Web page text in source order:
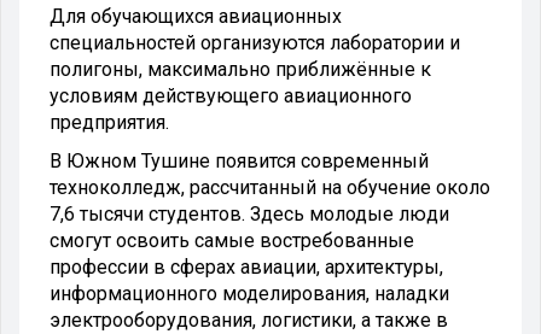
Для обучающихся авиационных
специальностей организуются лаборатории и
полигоны, максимально приближённые к
условиям действующего авиационного
предприятия.
В Южном Тушине появится современный
техноколледж, рассчитанный на обучение около
7,6 тысячи студентов. Здесь молодые люди
смогут освоить самые востребованные
профессии в сферах авиации, архитектуры,
информационного моделирования, наладки
электрооборудования, логистики, а также в